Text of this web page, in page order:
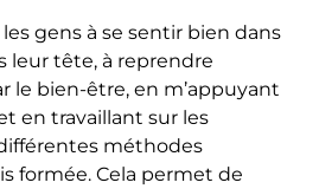
les gens à se sentir bien dans
leur tête, à reprendre
le bien-être, en m’appuyant
en travaillant sur les
méthodes
formée. Cela permet de